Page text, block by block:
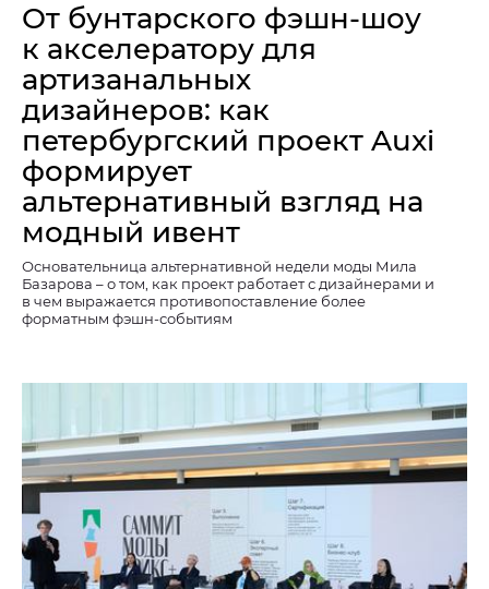
От бунтарского фэшн-шоу
к акселератору для
артизанальных
дизайнеров: как
петербургский проект Auxi
формирует
альтернативный взгляд на
модный ивент
Основательница альтернативной недели моды Мила
Базарова – о том, как проект работает с дизайнерами и
в чем выражается противопоставление более
форматным фэшн-событиям